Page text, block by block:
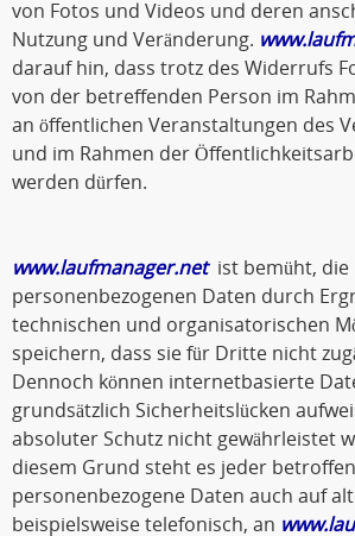
von Fotos und Videos und deren
Nutzung und Veränderung.
darauf hin, dass trotz des Widerrufs
von der betreffenden Person im
an öffentlichen Veranstaltungen des
und im Rahmen der
werden dürfen.
www.laufmanager.netist bemüht, die
personenbezogenen Daten durch
technischen und organisatorischen
speichern, dass sie für Dritte nicht
Dennoch können internetbasierte
grundsätzlich Sicherheitslücken
absoluter Schutz nicht gewährleistet
diesem Grund steht es jeder
personenbezogene Daten auch auf
beispielsweise telefonisch, an